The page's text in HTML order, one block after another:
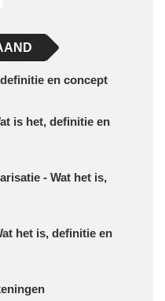
en concept
is het, definitie en
- Wat het is,
het is, definitie en